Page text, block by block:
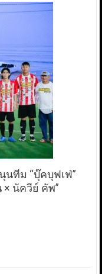
นทีม “บุ๊คบุฟเฟ่”
× นัควีย์ คัพ”